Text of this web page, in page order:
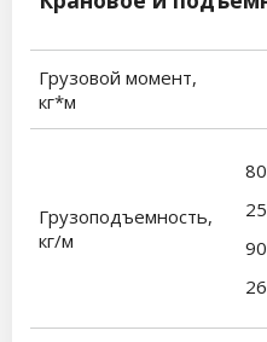
Грузовой момент,
кг*м
Грузоподъемность,
кг/м